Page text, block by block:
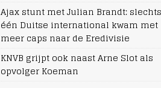
Ajax stunt met Julian Brandt: slechts
één Duitse international kwam met
meer caps naar de Eredivisie
KNVB grijpt ook naast Arne Slot als
opvolger Koeman